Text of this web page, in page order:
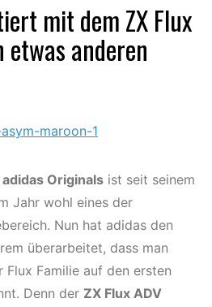
mit dem ZX Flux
etwas anderen
adidas Originals ist seit seinem
Jahr wohl eines der
Nun hat adidas den
überarbeitet, dass man
Familie auf den ersten
Denn der ZX Flux ADV